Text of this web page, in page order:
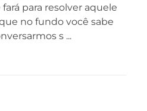
para resolver aquele
no fundo você sabe
s ...